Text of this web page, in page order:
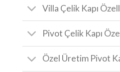
Villa Çelik Kapı
Pivot Çelik Kapı
Özel Üretim Pivot